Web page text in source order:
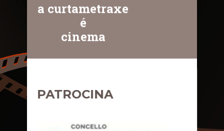
a curtametraxe
é
cinema
PATROCINA